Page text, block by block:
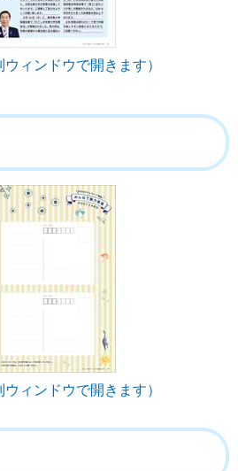
ィンドウで開きます）
ィンドウで開きます）